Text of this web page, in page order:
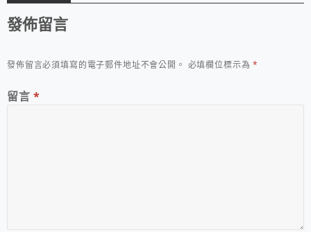
發佈留言
發佈留言必須填寫的電子郵件地址不會公開。 必填欄位標示為*
留言 *